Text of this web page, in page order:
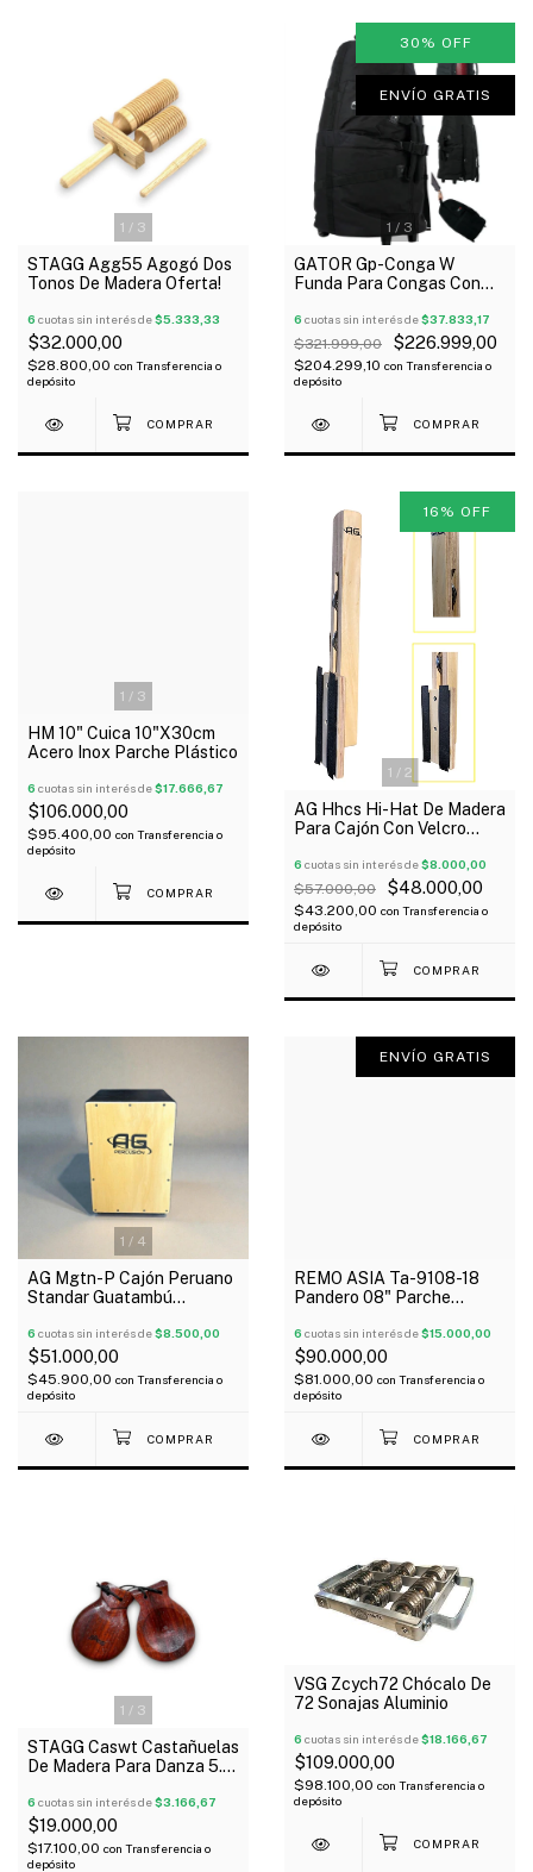
1 / 3
STAGG Agg55 Agogó Dos
Tonos De Madera Oferta!
6 cuotas sin interés de$5.333,33
$32.000,00
$28.800,00 con Transferencia o
depósito
1 / 3
30 % OFF
ENVÍO GRATIS
GATOR Gp-Conga W
Funda Para Congas Con
6 cuotas sin interés de$37.833,17
$321.999,00 $226.999,00
$204.299,10 con Transferencia o
depósito
1 / 3
HM 10" Cuica 10"X30cm
Acero Inox Parche Plástico
6 cuotas sin interés de$17.666,67
$106.000,00
$95.400,00 con Transferencia o
depósito
1 / 2
16 % OFF
AG Hhcs Hi-Hat De Madera
Para Cajón Con Velcro
6 cuotas sin interés de$8.000,00
$57.000,00 $48.000,00
$43.200,00 con Transferencia o
depósito
1 / 4
AG Mgtn-P Cajón Peruano
Standar Guatambú
6 cuotas sin interés de$8.500,00
$51.000,00
$45.900,00 con Transferencia o
depósito
ENVÍO GRATIS
REMO ASIA Ta-9108-18
Pandero 08" Parche
Simple Paloma
6 cuotas sin interés de$15.000,00
$90.000,00
$81.000,00 con Transferencia o
depósito
1 / 3
STAGG Caswt Castañuelas
De Madera Para Danza 5.5
6 cuotas sin interés de$3.166,67
$19.000,00
$17.100,00 con Transferencia o
depósito
VSG Zcych72 Chócalo De
72 Sonajas Aluminio
6 cuotas sin interés de$18.166,67
$109.000,00
$98.100,00 con Transferencia o
depósito